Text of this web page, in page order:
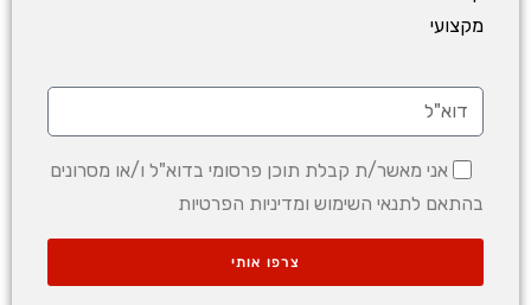
מקצועי
אני מאשר/ת קבלת תוכן פרסומי בדוא"ל ו/או מסרונים
בהתאם לתנאי השימוש ומדיניות הפרטיות
צרפו אותי